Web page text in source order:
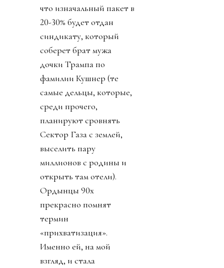
что изначальный пакет в
20-30% будет отдан
синдикату, который
соберет брат мужа
дочки Трампа по
фамилии Кушнер (те
самые дельцы, которые,
среди прочего,
планируют сровнять
Сектор Газа с землей,
выселить пару
миллионов с родины и
открыть там отели).
Ордынцы 90х
прекрасно помнят
термин
«прихватизация».
Именно ей, на мой
взгляд, и стала